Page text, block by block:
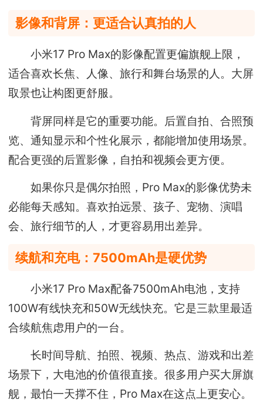
影像和背屏：更适合认真拍的人
小米17 Pro Max的影像配置更偏旗舰上限，
适合喜欢长焦、人像、旅行和舞台场景的人。大屏
取景也让构图更舒服。
背屏同样是它的重要功能。后置自拍、合照预
览、通知显示和个性化展示，都能增加使用场景。
配合更强的后置影像，自拍和视频会更方便。
如果你只是偶尔拍照，Pro Max的影像优势未
必能每天感知。喜欢拍远景、孩子、宠物、演唱
会、旅行细节的人，才更容易用出差异。
续航和充电：7500mAh是硬优势
小米17 Pro Max配备7500mAh电池，支持
100W有线快充和50W无线快充。它是三款里最适
合续航焦虑用户的一台。
长时间导航、拍照、视频、热点、游戏和出差
场景下，大电池的价值很直接。很多用户买大屏旗
舰，最怕一天撑不住，Pro Max在这点上更安心。